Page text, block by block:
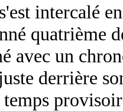
intercalé
quatrième
avec un
derrière